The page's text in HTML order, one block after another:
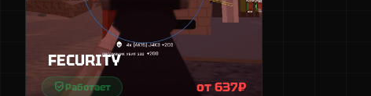
FECURITY
Работает от 637₽